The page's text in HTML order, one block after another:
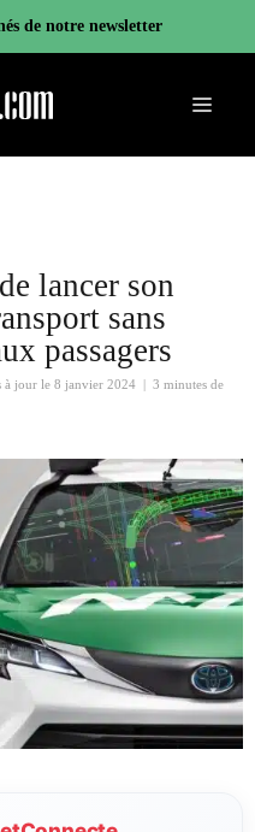
de notre newsletter
Menu
lancer son
sans
passagers
à jour le 8 janvier 2024
3 minutes de